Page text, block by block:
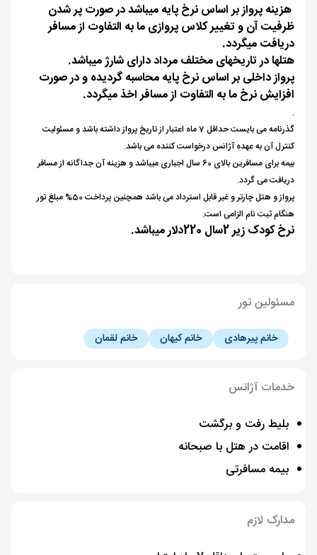
هزینه پرواز بر اساس نرخ پایه میباشد در صورت پر شدن
ظرفیت آن و تغییر کلاس پروازی ما به التفاوت از مسافر
دریافت میگردد.
هتلها در تاریخهای مختلف مرداد دارای شارژ میباشد.
پرواز داخلی بر اساس نرخ پایه محاسبه گردیده و در صورت
افزایش نرخ ما به التفاوت از مسافر اخذ میگردد.
.
گذرنامه می بایست حداقل 7 ماه اعتبار از تاریخ پرواز داشته باشد و مسئولیت
کنترل آن به عهده آژانس درخواست کننده می باشد.
بیمه برای مسافرین بالای 60 سال اجباری میباشد و هزینه آن جداگانه از مسافر
دریافت می گردد.
پرواز و هتل چارتر و غیر قابل استرداد می باشد همچنین پرداخت 50% مبلغ تور
هنگام ثبت نام الزامی است.
نرخ کودک زیر 2سال 220دلار میباشد.
مسئولین تور
خانم پیرهادی خانم کیهان خانم لقمان
خدمات آژانس
بلیط رفت و برگشت
اقامت در هتل با صبحانه
بیمه مسافرتی
مدارک لازم